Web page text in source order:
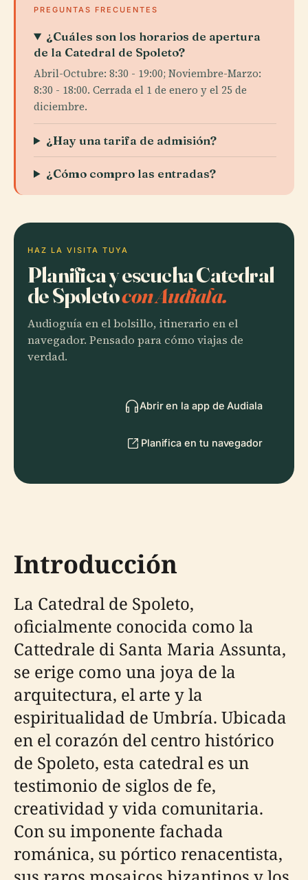
PREGUNTAS FRECUENTES
¿Cuáles son los horarios de apertura
de la Catedral de Spoleto?
Abril-Octubre: 8:30 - 19:00; Noviembre-Marzo:
8:30 - 18:00. Cerrada el 1 de enero y el 25 de
diciembre.
¿Hay una tarifa de admisión?
¿Cómo compro las entradas?
HAZ LA VISITA TUYA
Planifica y escucha Catedral
de Spoletocon Audiala.
Audioguía en el bolsillo, itinerario en el
navegador. Pensado para cómo viajas de
verdad.
Abrir en la app de Audiala
Planifica en tu navegador
Introducción
La Catedral de Spoleto,
oficialmente conocida como la
Cattedrale di Santa Maria Assunta,
se erige como una joya de la
arquitectura, el arte y la
espiritualidad de Umbría. Ubicada
en el corazón del centro histórico
de Spoleto, esta catedral es un
testimonio de siglos de fe,
creatividad y vida comunitaria.
Con su imponente fachada
románica, su pórtico renacentista,